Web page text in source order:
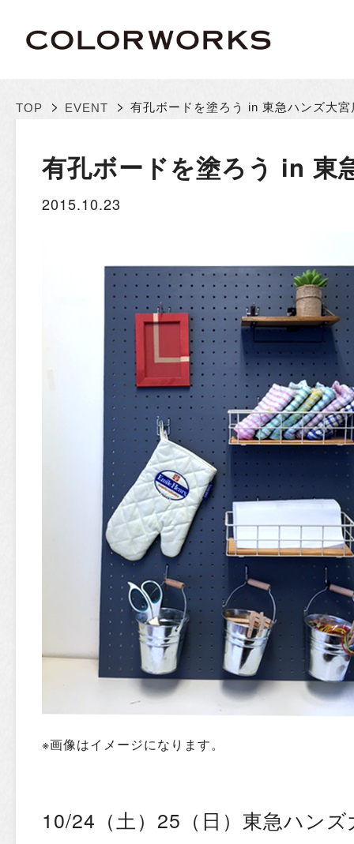
TOP > EVENT > 有孔ボードを塗ろう in 東急ハンズ大宮
有孔ボードを塗ろう in 東
2015.10.23
※画像はイメージになります。
10/24（土）25（日）東急ハン